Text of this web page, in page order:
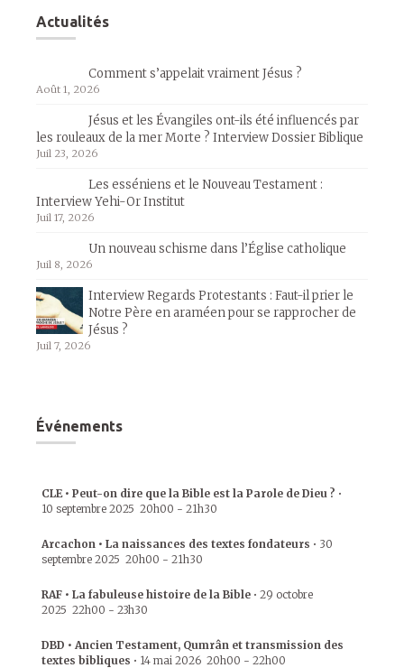
Actualités
Comment s’appelait vraiment Jésus ?
Août 1, 2026
Jésus et les Évangiles ont-ils été influencés par
les rouleaux de la mer Morte ? Interview Dossier Biblique
Juil 23, 2026
Les esséniens et le Nouveau Testament :
Interview Yehi-Or Institut
Juil 17, 2026
Un nouveau schisme dans l’Église catholique
Juil 8, 2026
Interview Regards Protestants : Faut-il prier le
Notre Père en araméen pour se rapprocher de
Jésus ?
Juil 7, 2026
Événements
CLE • Peut-on dire que la Bible est la Parole de Dieu ? •
10 septembre 2025 20h00 - 21h30
Arcachon • La naissances des textes fondateurs • 30
septembre 2025 20h00 - 21h30
RAF • La fabuleuse histoire de la Bible • 29 octobre
2025 22h00 - 23h30
DBD • Ancien Testament, Qumrân et transmission des
textes bibliques • 14 mai 2026 20h00 - 22h00